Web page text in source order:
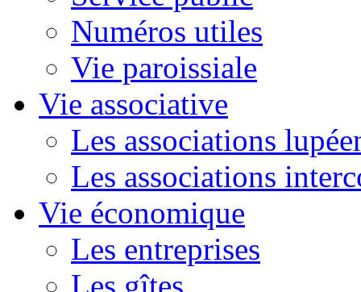
Numéros utiles
Vie paroissiale
Vie associative
Les associations
Les associations
Vie économique
Les entreprises